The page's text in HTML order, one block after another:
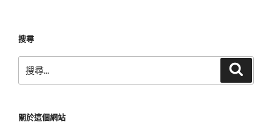
搜尋
尋
字:
關於這個網站